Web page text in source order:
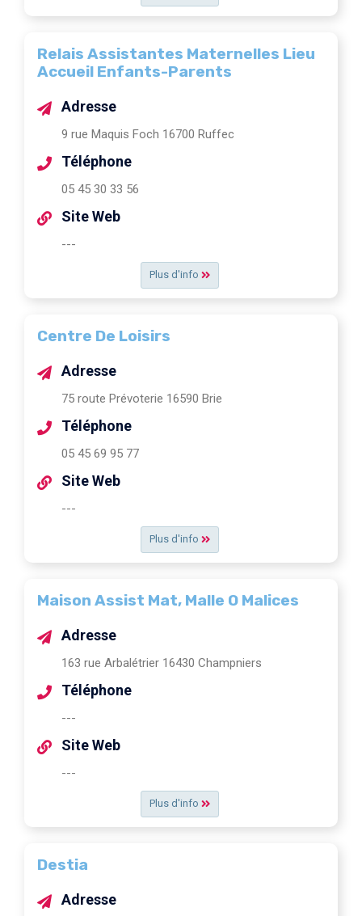
Relais Assistantes Maternelles Lieu
Accueil Enfants-Parents
Plus d'info
Adresse
9 rue Maquis Foch 16700 Ruffec
Téléphone
05 45 30 33 56
Site Web
---
Centre De Loisirs
Plus d'info
Adresse
75 route Prévoterie 16590 Brie
Téléphone
05 45 69 95 77
Site Web
---
Maison Assist Mat, Malle O Malices
Plus d'info
Adresse
163 rue Arbalétrier 16430 Champniers
Téléphone
---
Site Web
---
Destia
Adresse